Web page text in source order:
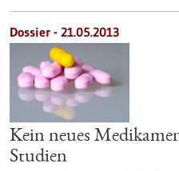
Dossier - 21.05.2013
Kein neues
Studien